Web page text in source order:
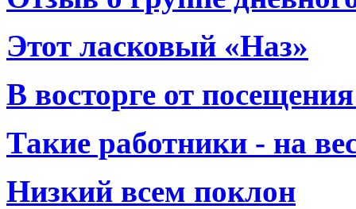
Этот ласковый «Наз»
В восторге от
Такие работники - на
Низкий всем поклон